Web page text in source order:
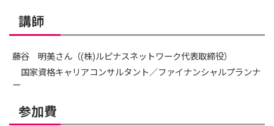
講師
藤谷 明美さん（(株)ルピナスネットワーク代表取締役）
国家資格キャリアコンサルタント／ファイナンシャルプランナ
ー
参加費